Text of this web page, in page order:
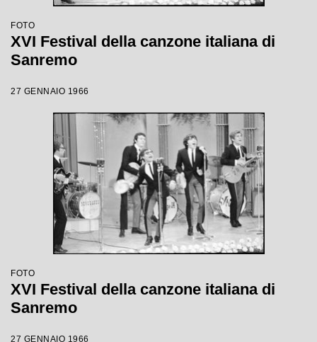
FOTO
XVI Festival della canzone italiana di
Sanremo
27 GENNAIO 1966
FOTO
XVI Festival della canzone italiana di
Sanremo
27 GENNAIO 1966